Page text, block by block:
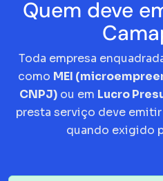
Quem deve
Toda empresa
como MEI
CNPJ)ou em Lucro
presta serviço deve
quando exigido